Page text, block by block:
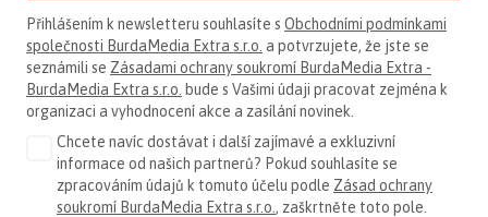
Přihlášením k newsletteru souhlasíte s Obchodními podmínkami
společnosti BurdaMedia Extra s.r.o. a potvrzujete, že jste se
seznámili se Zásadami ochrany soukromí BurdaMedia Extra -
BurdaMedia Extra s.r.o. bude s Vašimi údaji pracovat zejména k
organizaci a vyhodnocení akce a zasílání novinek.
Chcete navíc dostávat i další zajímavé a exkluzivní
informace od našich partnerů? Pokud souhlasíte se
zpracováním údajů k tomuto účelu podle Zásad ochrany
soukromí BurdaMedia Extra s.r.o. , zaškrtněte toto pole.